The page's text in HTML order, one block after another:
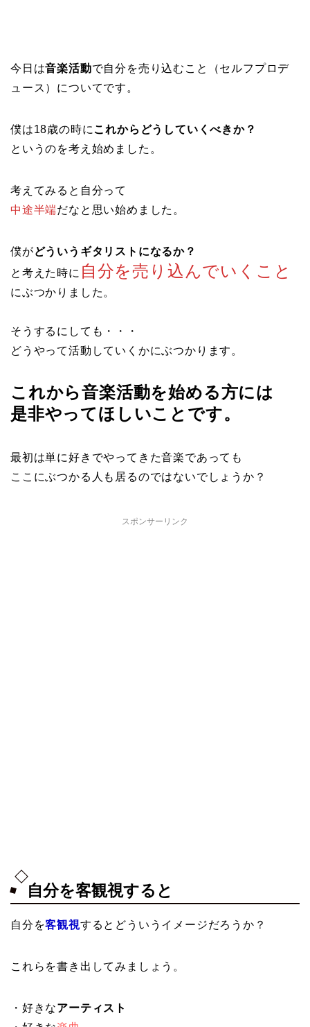
今日は音楽活動で自分を売り込むこと（セルフプロデ
ュース）についてです。
僕は18歳の時に これからどうしていくべきか？
というのを考え始めました。
考えてみると自分って
中途半端だなと思い始めました。
僕がどういうギタリストになるか？
と考えた時に 自分を売り込んでいくこと
にぶつかりました。
そうするにしても・・・
どうやって活動していくかにぶつかります。
これから音楽活動を始める方には
是非やってほしいことです。
最初は単に好きでやってきた音楽であっても
ここにぶつかる人も居るのではないでしょうか？
スポンサーリンク
自分を客観視すると
自分を客観視するとどういうイメージだろうか？
これらを書き出してみましょう。
・好きなアーティスト